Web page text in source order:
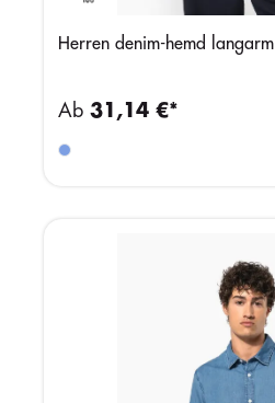
Herren denim-hemd langarm
Ab 31,14 €*